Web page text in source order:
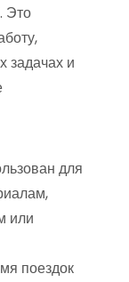
Это
задачах и
для
или
поездок